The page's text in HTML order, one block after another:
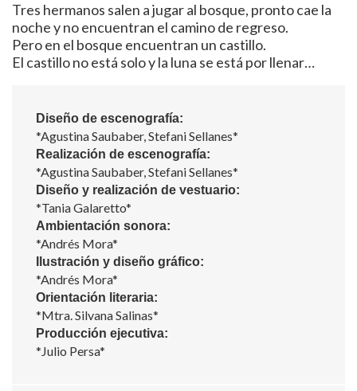
Tres hermanos salen a jugar al bosque, pronto cae la
noche y no encuentran el camino de regreso.
Pero en el bosque encuentran un castillo.
El castillo no está solo y la luna se está por llenar…
Diseño de escenografía:
*Agustina Saubaber, Stefani Sellanes*
Realización de escenografía:
*Agustina Saubaber, Stefani Sellanes*
Diseño y realización de vestuario:
*Tania Galaretto*
Ambientación sonora:
*Andrés Mora*
Ilustración y diseño gráfico:
*Andrés Mora*
Orientación literaria:
*Mtra. Silvana Salinas*
Producción ejecutiva:
*Julio Persa*